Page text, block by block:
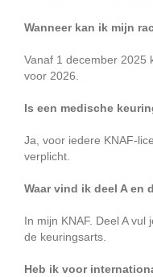
Wanneer kan ik mijn
Vanaf 1 december 2025
voor 2026.
Is een medische
Ja, voor iedere KNAF-
verplicht.
Waar vind ik deel A en
In mijn KNAF. Deel A
de keuringsarts.
Heb ik voor